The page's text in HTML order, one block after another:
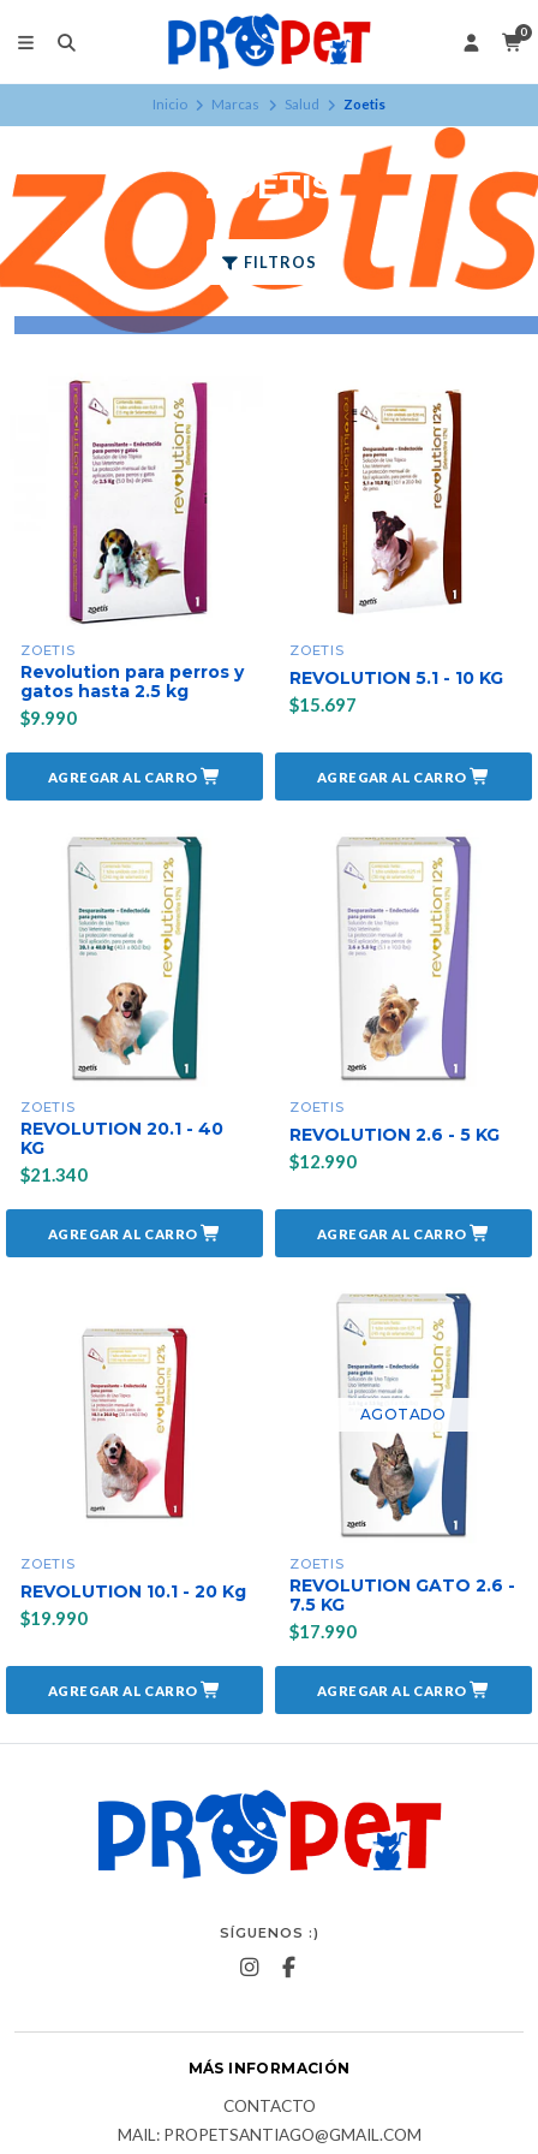
0
Inicio Marcas Salud Zoetis
ZOETIS
FILTROS
ZOETIS
Revolution para perros y
gatos hasta 2.5 kg
$9.990
AGREGAR AL CARRO
ZOETIS
REVOLUTION 5.1 - 10 KG
$15.697
AGREGAR AL CARRO
ZOETIS
REVOLUTION 20.1 - 40
KG
$21.340
AGREGAR AL CARRO
ZOETIS
REVOLUTION 2.6 - 5 KG
$12.990
AGREGAR AL CARRO
ZOETIS
REVOLUTION 10.1 - 20 Kg
$19.990
AGREGAR AL CARRO
AGOTADO
ZOETIS
REVOLUTION GATO 2.6 -
7.5 KG
$17.990
AGREGAR AL CARRO
SÍGUENOS :)
MÁS INFORMACIÓN
CONTACTO
MAIL: PROPETSANTIAGO@GMAIL.COM